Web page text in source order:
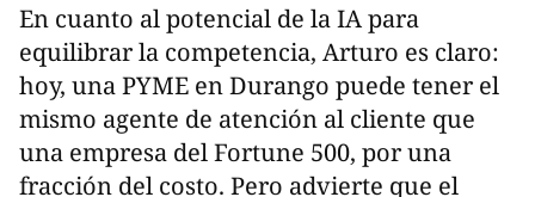
En cuanto al potencial de la IA para
equilibrar la competencia, Arturo es claro:
hoy, una PYME en Durango puede tener el
mismo agente de atención al cliente que
una empresa del Fortune 500, por una
fracción del costo. Pero advierte que el